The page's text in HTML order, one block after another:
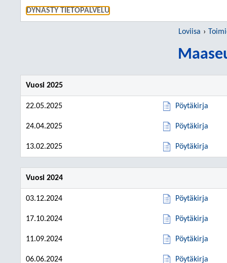
DYNASTY TIETOPALVELU
Loviisa
Vuosi 2025
22.05.2025 Pöytäkirja
24.04.2025 Pöytäkirja
13.02.2025 Pöytäkirja
Vuosi 2024
03.12.2024 Pöytäkirja
17.10.2024 Pöytäkirja
11.09.2024 Pöytäkirja
06.06.2024 Pöytäkirja